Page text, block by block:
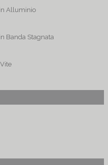
Alluminio
Banda Stagnata